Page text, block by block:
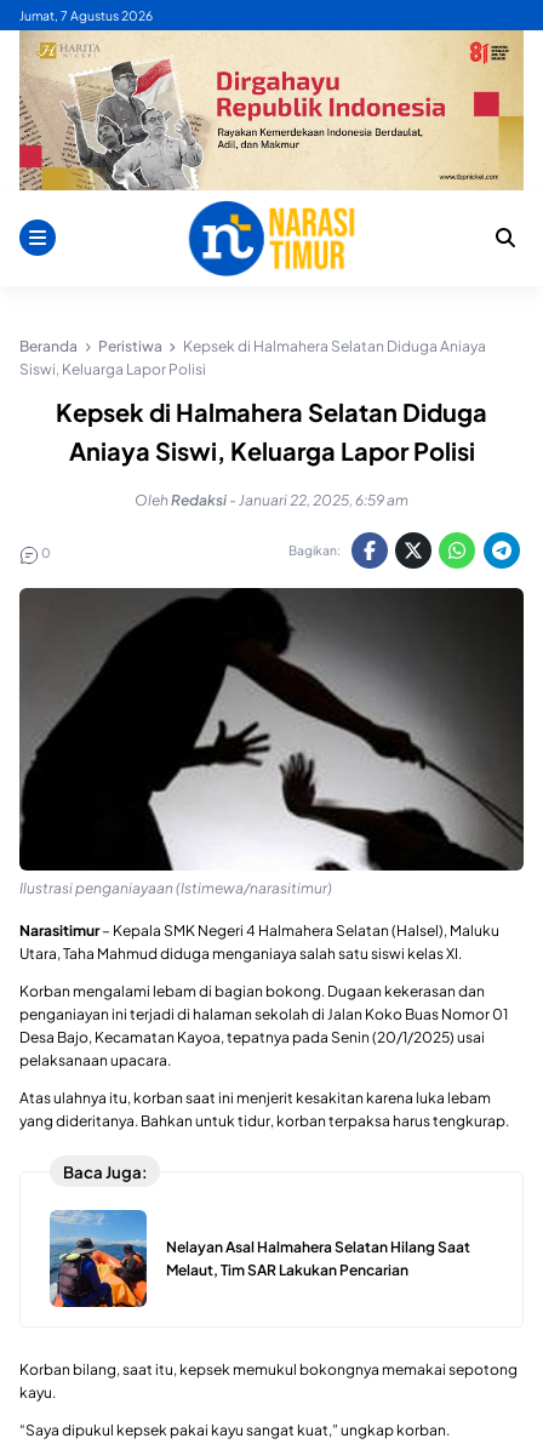
Skip
content
Jumat, 7 Agustus 2026
Beranda Peristiwa
Kepsek di Halmahera Selatan Diduga Aniaya
Siswi, Keluarga Lapor Polisi
Kepsek di Halmahera Selatan Diduga
Aniaya Siswi, Keluarga Lapor Polisi
OlehRedaksi - Januari 22, 2025, 6:59 am
0 Bagikan:
Ilustrasi penganiayaan (Istimewa/narasitimur)
Narasitimur– Kepala SMK Negeri 4 Halmahera Selatan (Halsel), Maluku
Utara, Taha Mahmud diduga menganiaya salah satu siswi kelas XI.
Korban mengalami lebam di bagian bokong. Dugaan kekerasan dan
penganiayan ini terjadi di halaman sekolah di Jalan Koko Buas Nomor 01
Desa Bajo, Kecamatan Kayoa, tepatnya pada Senin (20/1/2025) usai
pelaksanaan upacara.
Atas ulahnya itu, korban saat ini menjerit kesakitan karena luka lebam
yang dideritanya. Bahkan untuk tidur, korban terpaksa harus tengkurap.
Baca Juga:
Nelayan Asal Halmahera Selatan Hilang Saat
Melaut, Tim SAR Lakukan Pencarian
Korban bilang, saat itu, kepsek memukul bokongnya memakai sepotong
kayu.
“Saya dipukul kepsek pakai kayu sangat kuat,” ungkap korban.